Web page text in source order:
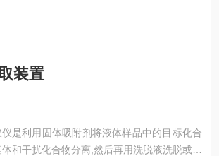
装置
是利用固体吸附剂将液体样品中的目标化合
和干扰化合物分离,然后再用洗脱液洗脱或加